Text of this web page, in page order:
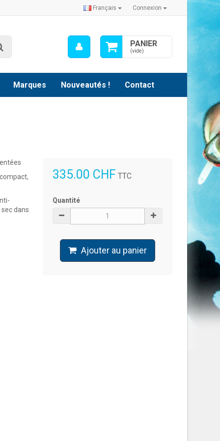
Connexion
Français
PANIER
(vide)
Mon
compte
Marques Nouveautés ! Contact
335.00 CHF TTC
Quantité
Ajouter au panier
dans